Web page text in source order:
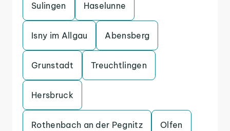
Sulingen Haselunne
Isny im Allgau Abensberg
Grunstadt Treuchtlingen
Hersbruck
Rothenbach an der Pegnitz Olfen